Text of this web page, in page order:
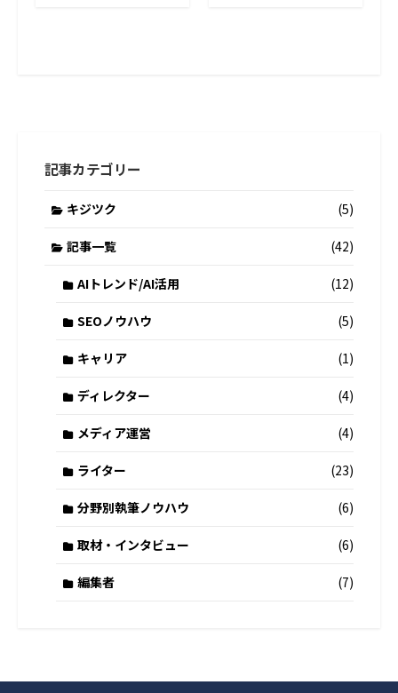
記事カテゴリー
キジツク (5)
記事一覧 (42)
AIトレンド/AI活用 (12)
SEOノウハウ (5)
キャリア (1)
ディレクター (4)
メディア運営 (4)
ライター (23)
分野別執筆ノウハウ (6)
取材・インタビュー (6)
編集者 (7)